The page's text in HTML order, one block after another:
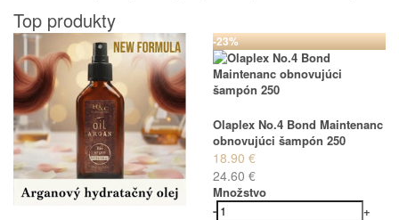
Top produkty
-23%
Olaplex No.4 Bond Maintenanc
obnovujúci šampón 250
18.90 €
24.60 €
Množstvo
-
+